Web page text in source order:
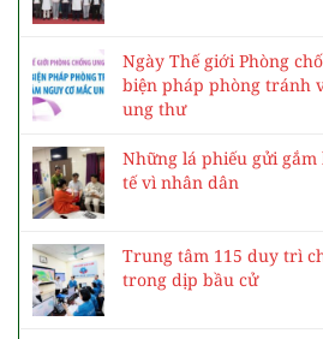
Ngày Thế giới Phòng
biện pháp phòng tránh
ung thư
Những lá phiếu gửi
tế vì nhân dân
Trung tâm 115 duy trì
trong dịp bầu cử